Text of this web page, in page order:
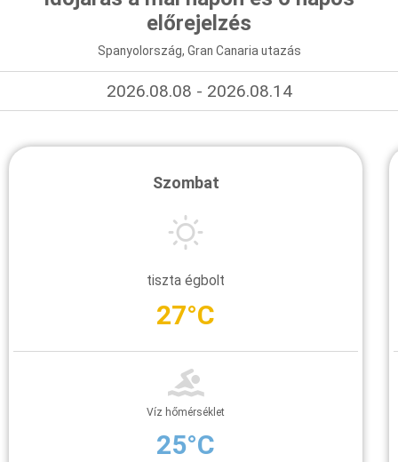
előrejelzés
Spanyolország, Gran Canaria utazás
2026.08.08 - 2026.08.14
Szombat
tiszta égbolt
27°C
Víz hőmérséklet
25°C